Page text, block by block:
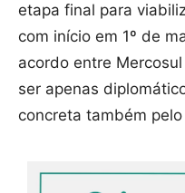
etapa final para
com início em 1º de
acordo entre
ser apenas
concreta também